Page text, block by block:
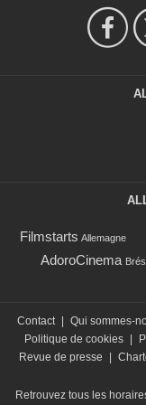
Filmstarts Allemagne
AdoroCinema
Contact | Qui sommes-
Politique de cookies |
Revue de presse
|
Retrouvez tous les